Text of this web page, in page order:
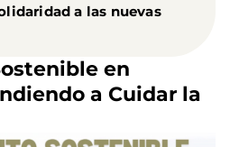
a las nuevas
en
a Cuidar la